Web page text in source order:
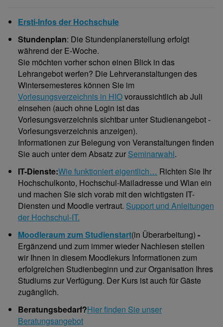
Ersti-Infos der Hochschule
Stundenplan: Die Stundenplanerstellung erfolgt
während der E-Woche.
Sie möchten vorher schon einen Blick in das
Lehrangebot werfen? Die Lehrveranstaltungen des
Wintersemesteres können Sie im
Vorlesungsverzeichnis in HIOvoraussichtlich ab Juli
einsehen (auch ohne Login ist das
Vorlesungsverzeichnis sichtbar unter Studienangebot -
Vorlesungsverzeichnis anzeigen).
Informationen zur Belegung von Veranstaltungen finden
Sie auch unter dem Absatz zur Seminarwahl.
IT-Dienste:Wie funktioniert eigentlich… Richten Sie Ihr
Hochschulkonto, Hochschul-Mailadresse und Wlan ein
und machen Sie sich vorab mit den wichtigsten IT-
Diensten und Moodle vertraut. Support und Anleitungen
der Hochschul-IT.
Moodleraum zum Studienstart(in Überarbeitung) -
Ergänzend und zum immer wieder Nachlesen stellen
wir Ihnen in diesem Moodlekurs Informationen zum
erfolgreichen Studienbeginn und zur Organisation Ihres
Studiums zur Verfügung. Der Kurs ist auch für Gäste
zugänglich.
Beratungsbedarf?Hier finden Sie unser
Beratungsangebot